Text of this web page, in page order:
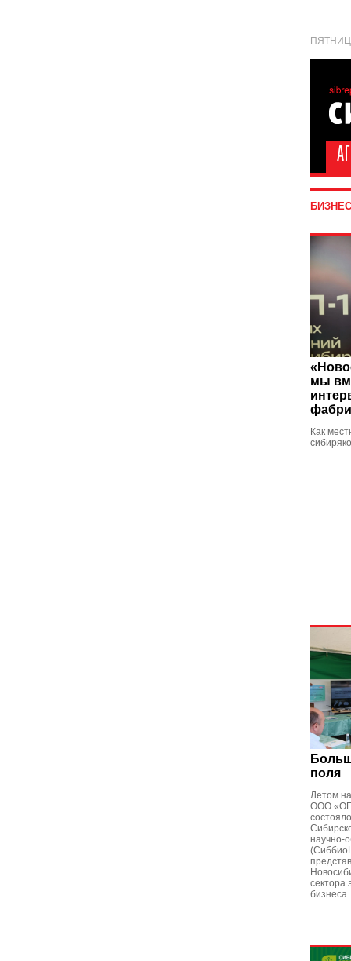
БИЗНЕС
мы
Как
поля
Летом
ООО
научно-
сектора
бизнеса.